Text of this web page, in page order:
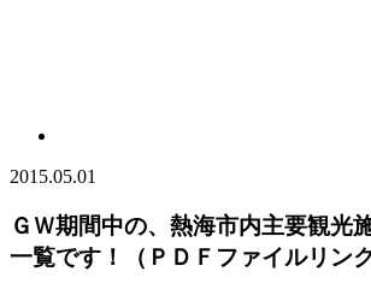
2015.05.01
ＧＷ期間中の、熱海市内主要観光
一覧です！（ＰＤＦファイルリンク